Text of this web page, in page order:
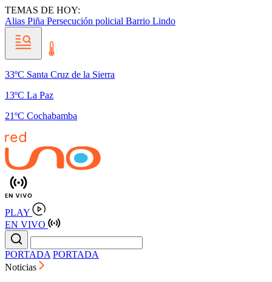
TEMAS DE HOY:
Alias Piña Persecución policial Barrio Lindo
33ºC Santa Cruz de la Sierra
13ºC La Paz
21ºC Cochabamba
PLAY
EN VIVO
PORTADA PORTADA
Noticias